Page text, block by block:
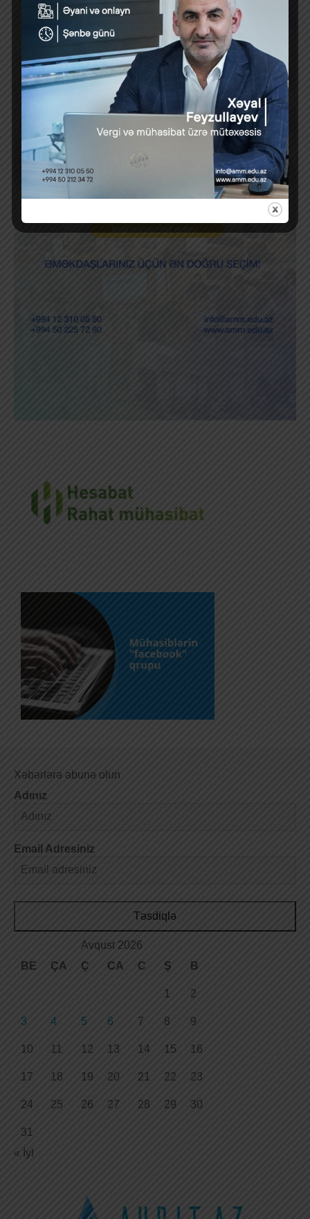
Xəbərlərə abunə olun
Adınız
Email Adresiniz
Təsdiqlə
Avqust 2026
BE
ÇA Ç CA C Ş B
1 2
3 4 5 6 7 8 9
10 11 12 13 14 15 16
17 18 19 20 21 22 23
24 25 26 27 28 29 30
31
« İyl